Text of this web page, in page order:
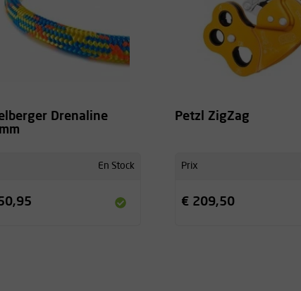
Drenaline
En Stock
Petzl ZigZag
Prix
€ 209,50